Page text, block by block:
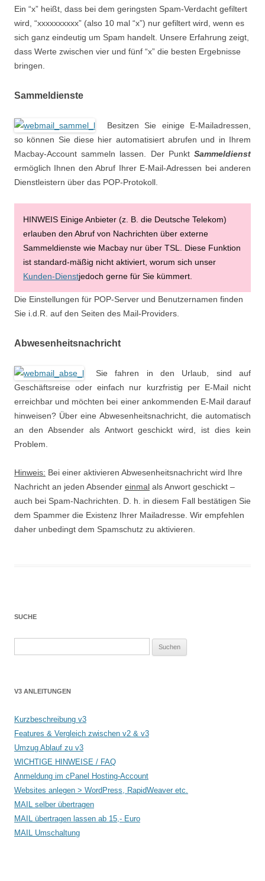
Ein “x” heißt, dass bei dem geringsten Spam-Verdacht gefiltert
wird, “xxxxxxxxxx” (also 10 mal “x”) nur gefiltert wird, wenn es
sich ganz eindeutig um Spam handelt. Unsere Erfahrung zeigt,
dass Werte zwischen vier und fünf “x” die besten Ergebnisse
bringen.
Sammeldienste
Besitzen Sie einige E-Mailadressen,
so können Sie diese hier automatisiert abrufen und in Ihrem
Macbay-Account sammeln lassen. Der Punkt Sammeldienst
ermöglich Ihnen den Abruf Ihrer E-Mail-Adressen bei anderen
Dienstleistern über das POP-Protokoll.
HINWEIS Einige Anbieter (z. B. die Deutsche Telekom)
erlauben den Abruf von Nachrichten über externe
Sammeldienste wie Macbay nur über TSL. Diese Funktion
ist standard-mäßig nicht aktiviert, worum sich unser
Kunden-Dienstjedoch gerne für Sie kümmert.
Die Einstellungen für POP-Server und Benutzernamen finden
Sie i.d.R. auf den Seiten des Mail-Providers.
Abwesenheitsnachricht
Sie fahren in den Urlaub, sind auf
Geschäftsreise oder einfach nur kurzfristig per E-Mail nicht
erreichbar und möchten bei einer ankommenden E-Mail darauf
hinweisen? Über eine Abwesenheitsnachricht, die automatisch
an den Absender als Antwort geschickt wird, ist dies kein
Problem.
Hinweis: Bei einer aktivieren Abwesenheitsnachricht wird Ihre
Nachricht an jeden Absender einmal als Anwort geschickt –
auch bei Spam-Nachrichten. D. h. in diesem Fall bestätigen Sie
dem Spammer die Existenz Ihrer Mailadresse. Wir empfehlen
daher unbedingt dem Spamschutz zu aktivieren.
SUCHE
V3 ANLEITUNGEN
Kurzbeschreibung v3
Features & Vergleich zwischen v2 & v3
Umzug Ablauf zu v3
WICHTIGE HINWEISE / FAQ
Anmeldung im cPanel Hosting-Account
Websites anlegen > WordPress, RapidWeaver etc.
MAIL selber übertragen
MAIL übertragen lassen ab 15,- Euro
MAIL Umschaltung